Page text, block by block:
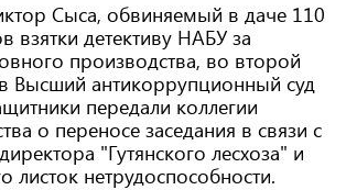
Сыса, обвиняемый в даче 110
взятки детективу НАБУ за
производства, во второй
Высший антикоррупционный суд
передали коллегии
о переносе заседания в связи с
"Гутянского лесхоза" и
листок нетрудоспособности.